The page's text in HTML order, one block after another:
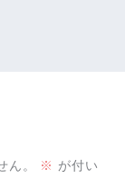
ん。 ※ が付い